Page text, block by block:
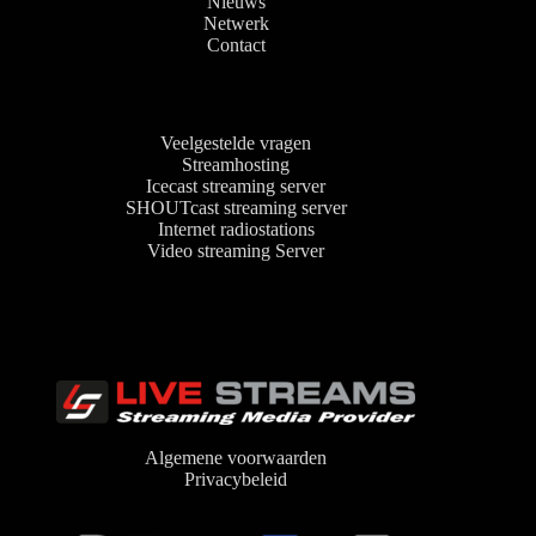
Netwerk
Contact
Veelgestelde vragen
Streamhosting
Icecast streaming server
SHOUTcast streaming server
Internet radiostations
Video streaming Server
Algemene voorwaarden
Privacybeleid